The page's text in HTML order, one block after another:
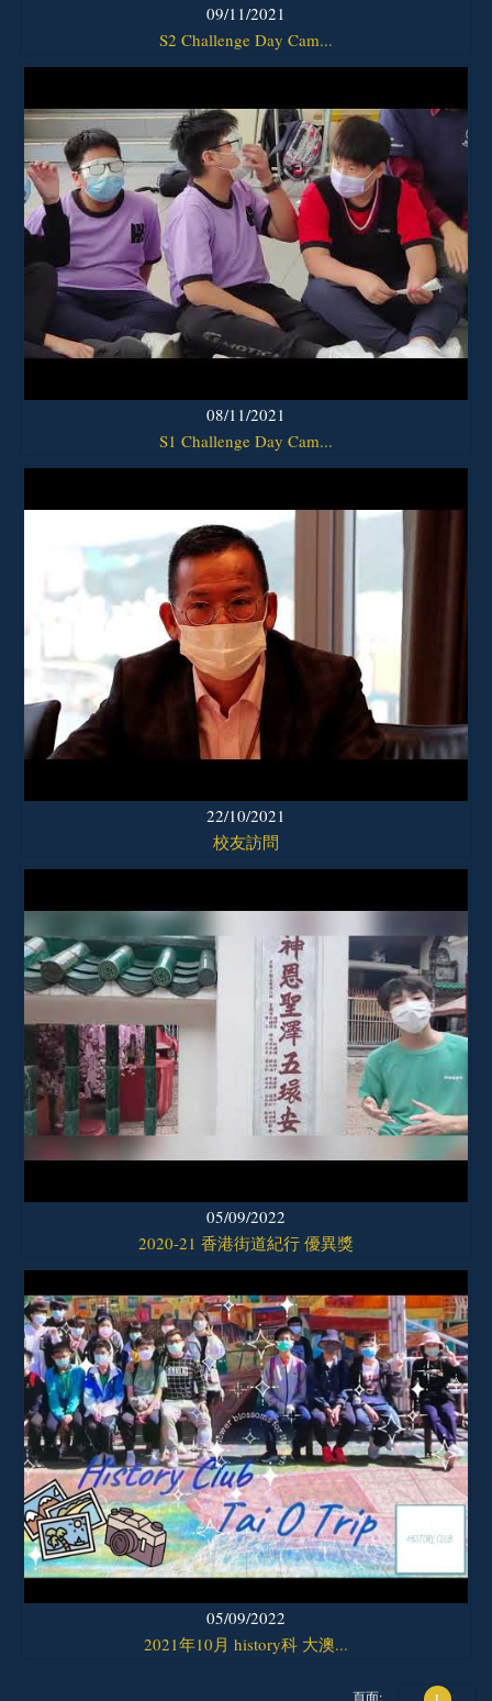
09/11/2021
S2 Challenge Day Cam...
08/11/2021
S1 Challenge Day Cam...
22/10/2021
校友訪問
05/09/2022
2020-21 香港街道紀行 優異獎
05/09/2022
2021年10月 history科 大澳...
頁面: